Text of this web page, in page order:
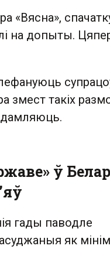
«Вясна»,
на допыты.
такіх
ў
гады паводле
як